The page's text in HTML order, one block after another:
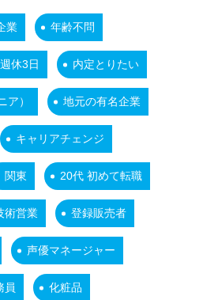
業 年齢不問
週休3日 内定とりたい
ア） 地元の有名企業
キャリアチェンジ
関東 20代 初めて転職
術営業 登録販売者
声優マネージャー
員 化粧品